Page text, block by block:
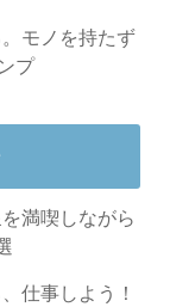
モノを持たず
プ
満喫しながら
仕事しよう！